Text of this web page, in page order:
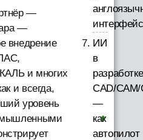
—
—
внедрение
и многих
и всегда,
уровень
ИИ
в
разработке
CAD/
—
как
автопилот